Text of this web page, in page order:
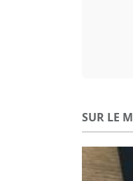
SUR LE